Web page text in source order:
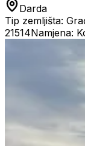
Darda
Tip zemljišta:
21514Namjena: